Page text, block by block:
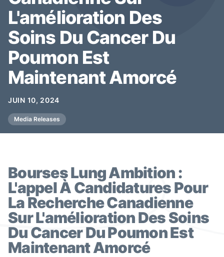
L'amélioration Des
Soins Du Cancer Du
Poumon Est
Maintenant Amorcé
JUIN 10, 2024
Media Releases
Bourses Lung Ambition :
L'appel À Candidatures Pour
La Recherche Canadienne
Sur L'amélioration Des Soins
Du Cancer Du Poumon Est
Maintenant Amorcé